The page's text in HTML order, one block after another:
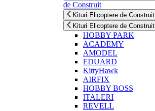
de Construit
Kituri Elicoptere de Construit
Kituri Elicoptere de Construit
HOBBY PARK
ACADEMY
AMODEL
EDUARD
KittyHawk
AIRFIX
HOBBY BOSS
ITALERI
REVELL